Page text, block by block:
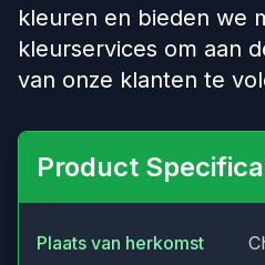
kleuren en bieden we
kleurservices om aan
van onze klanten te
Product
Plaats van herkomst